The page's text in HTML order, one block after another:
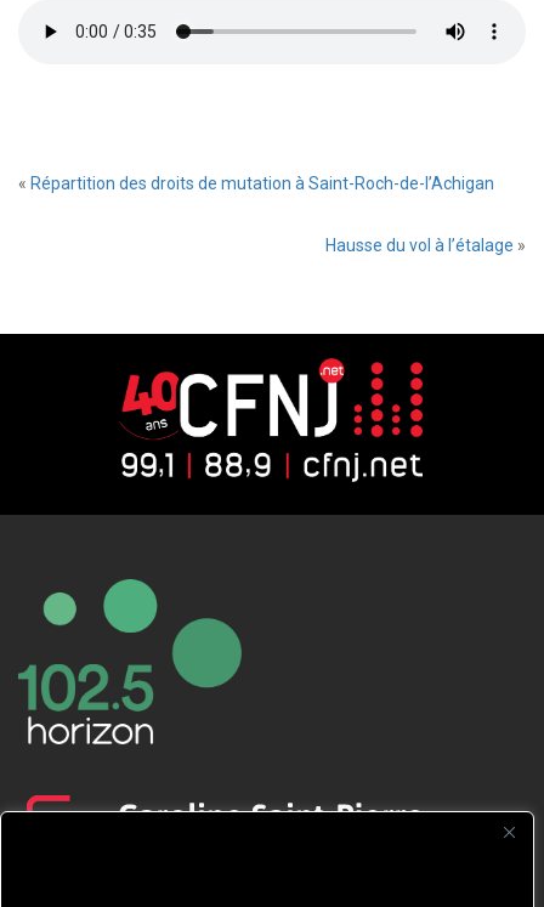
« Répartition des droits de mutation à Saint-Roch-de-l’Achigan
Hausse du vol à l’étalage »